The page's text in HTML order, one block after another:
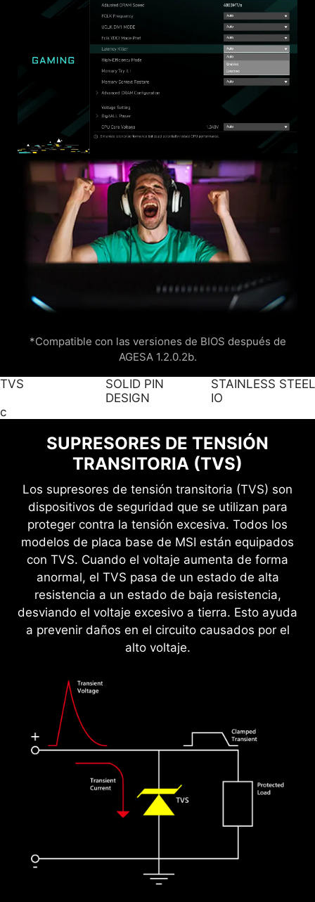
*Compatible con las versiones de BIOS después de
AGESA 1.2.0.2b.
TVS
SOLID PIN
DESIGN
STAINLESS STEEL
IO
c
SUPRESORES DE TENSIÓN
TRANSITORIA (TVS)
Los supresores de tensión transitoria (TVS) son
dispositivos de seguridad que se utilizan para
proteger contra la tensión excesiva. Todos los
modelos de placa base de MSI están equipados
con TVS. Cuando el voltaje aumenta de forma
anormal, el TVS pasa de un estado de alta
resistencia a un estado de baja resistencia,
desviando el voltaje excesivo a tierra. Esto ayuda
a prevenir daños en el circuito causados por el
alto voltaje.